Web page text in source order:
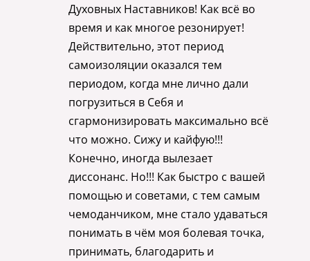
Духовных Наставников! Как всё во
время и как многое резонирует!
Действительно, этот период
самоизоляции оказался тем
периодом, когда мне лично дали
погрузиться в Себя и
сгармонизировать максимально всё
что можно. Сижу и кайфую!!!
Конечно, иногда вылезает
диссонанс. Но!!! Как быстро с вашей
помощью и советами, с тем самым
чемоданчиком, мне стало удаваться
понимать в чём моя болевая точка,
принимать, благодарить и